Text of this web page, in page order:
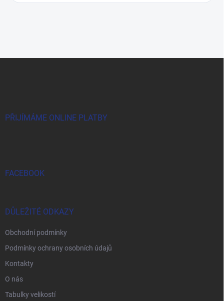
PŘIJÍMÁME ONLINE PLATBY
FACEBOOK
DŮLEŽITÉ ODKAZY
Obchodní podmínky
Podmínky ochrany osobních údajů
Kontakty
O nás
Tabulky velikostí